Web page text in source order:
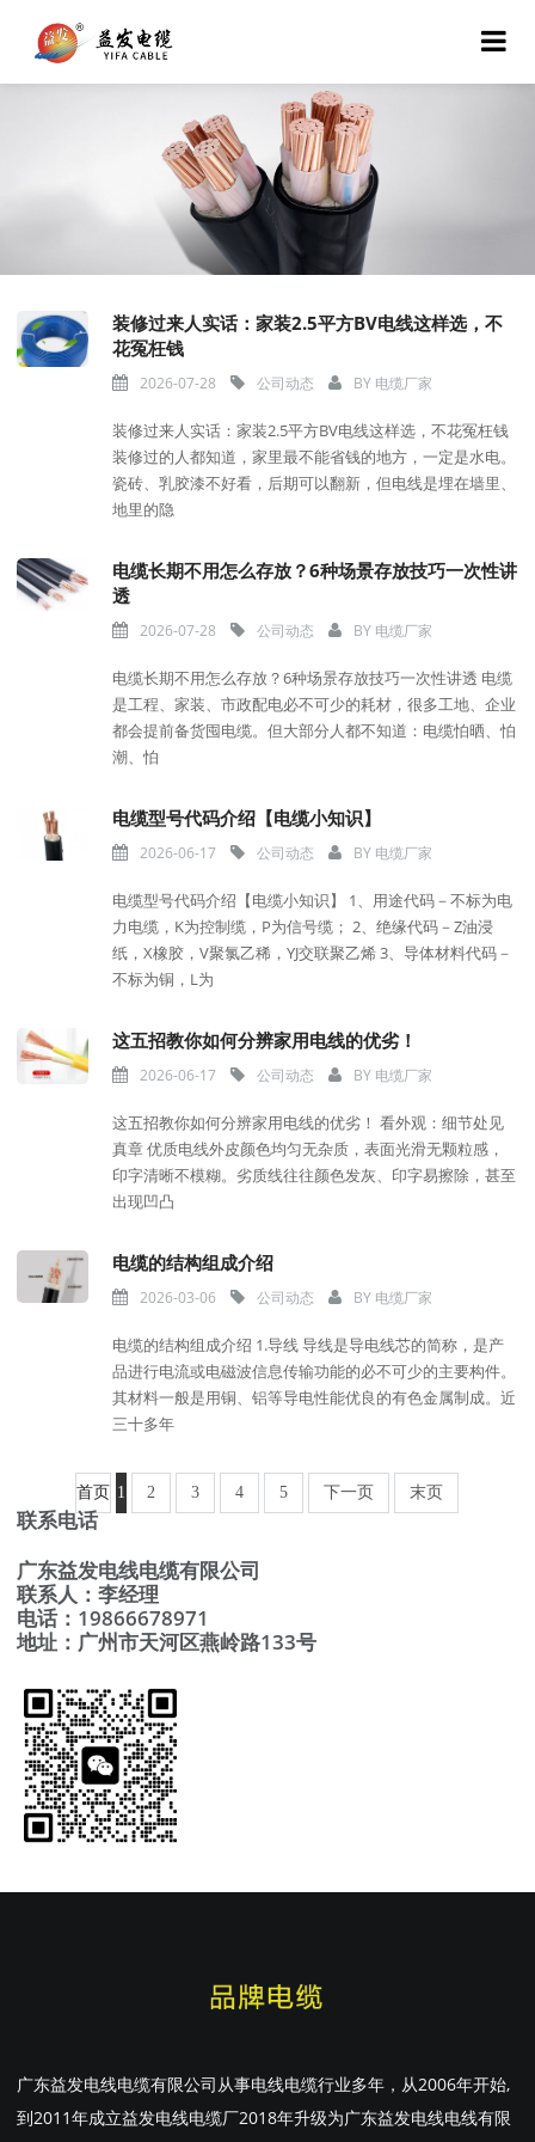
装修过来人实话：家装2.5平方BV电线这样选，不
花冤枉钱
2026-07-28 公司动态 BY 电缆厂家
装修过来人实话：家装2.5平方BV电线这样选，不花冤枉钱
装修过的人都知道，家里最不能省钱的地方，一定是水电。
瓷砖、乳胶漆不好看，后期可以翻新，但电线是埋在墙里、
地里的隐
电缆长期不用怎么存放？6种场景存放技巧一次性讲
透
2026-07-28 公司动态 BY 电缆厂家
电缆长期不用怎么存放？6种场景存放技巧一次性讲透 电缆
是工程、家装、市政配电必不可少的耗材，很多工地、企业
都会提前备货囤电缆。但大部分人都不知道：电缆怕晒、怕
潮、怕
电缆型号代码介绍【电缆小知识】
2026-06-17 公司动态 BY 电缆厂家
电缆型号代码介绍【电缆小知识】 1、用途代码－不标为电
力电缆，K为控制缆，P为信号缆； 2、绝缘代码－Z油浸
纸，X橡胶，V聚氯乙稀，YJ交联聚乙烯 3、导体材料代码－
不标为铜，L为
这五招教你如何分辨家用电线的优劣！
2026-06-17 公司动态 BY 电缆厂家
这五招教你如何分辨家用电线的优劣！ 看外观：细节处见
真章 优质电线外皮颜色均匀无杂质，表面光滑无颗粒感，
印字清晰不模糊。劣质线往往颜色发灰、印字易擦除，甚至
出现凹凸
电缆的结构组成介绍
2026-03-06 公司动态 BY 电缆厂家
电缆的结构组成介绍 1.导线 导线是导电线芯的简称，是产
品进行电流或电磁波信息传输功能的必不可少的主要构件。
其材料一般是用铜、铝等导电性能优良的有色金属制成。近
三十多年
首页 1 2 3 4 5 下一页 末页
联系电话
广东益发电线电缆有限公司
联系人：李经理
电话：19866678971
地址：广州市天河区燕岭路133号
广东益发电线电缆有限公司从事电线电缆行业多年，从2006年开始,
到2011年成立益发电线电缆厂2018年升级为广东益发电线电线有限